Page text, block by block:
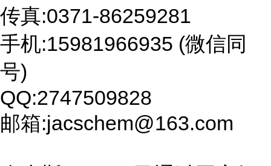
传真:0371-86259281
手机:15981966935 (微信同
号)
QQ:2747509828
邮箱:jacschem@163.com